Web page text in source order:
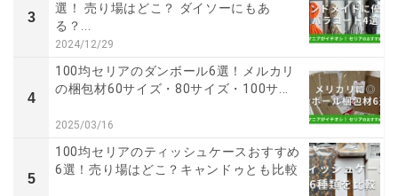
3
選！ 売り場はどこ？ ダイソーにもあ
る？...
2024/12/29
4
100均セリアのダンボール6選！メルカリ
の梱包材60サイズ・80サイズ・100サ...
2025/03/16
5
100均セリアのティッシュケースおすすめ
6選！売り場はどこ？キャンドゥとも比較